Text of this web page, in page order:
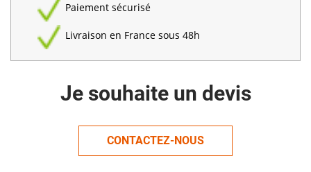
Paiement sécurisé
Livraison en France sous 48h
Je souhaite un devis
CONTACTEZ-NOUS